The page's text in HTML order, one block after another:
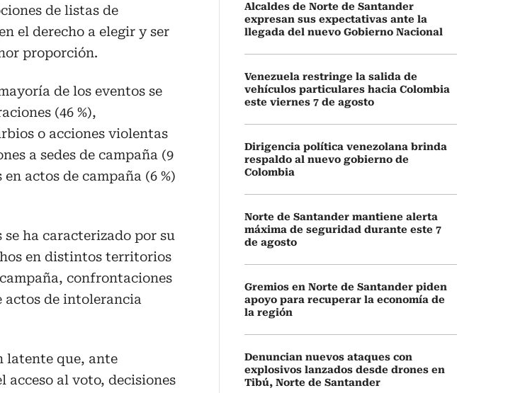
de listas de
el derecho a elegir y ser
proporción.
de los eventos se
(46 %),
o acciones violentas
a sedes de campaña (9
actos de campaña (6 %)
ha caracterizado por su
en distintos territorios
confrontaciones
actos de intolerancia
latente que, ante
al voto, decisiones
Alcaldes de Norte de Santander
expresan sus expectativas ante la
llegada del nuevo Gobierno Nacional
Venezuela restringe la salida de
vehículos particulares hacia Colombia
este viernes 7 de agosto
Dirigencia política venezolana brinda
respaldo al nuevo gobierno de
Colombia
Norte de Santander mantiene alerta
máxima de seguridad durante este 7
de agosto
Gremios en Norte de Santander piden
apoyo para recuperar la economía de
la región
Denuncian nuevos ataques con
explosivos lanzados desde drones en
Tibú, Norte de Santander